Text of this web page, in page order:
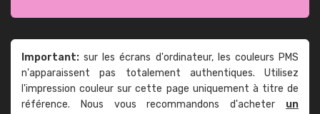
Important: sur les écrans d'ordinateur, les couleurs PMS
n'apparaissent pas totalement authentiques. Utilisez
l'impression couleur sur cette page uniquement à titre de
référence. Nous vous recommandons d'acheter un